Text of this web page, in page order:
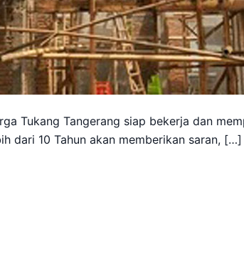
Tukang Tangerang siap bekerja dan
dari 10 Tahun akan memberikan saran, […]